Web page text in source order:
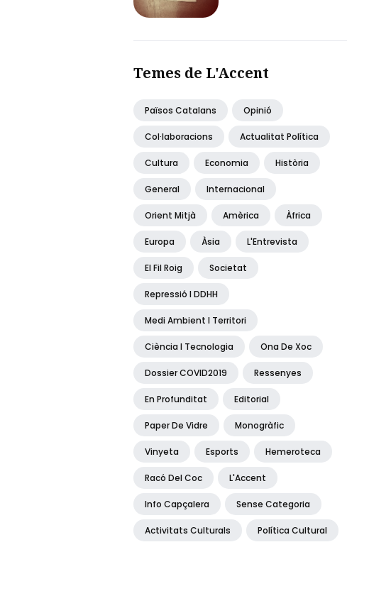
Temes de L'Accent
Països Catalans Opinió
Col·laboracions Actualitat Política
Cultura Economia Història
General Internacional
Orient Mitjà Amèrica Àfrica
Europa Àsia L'Entrevista
El Fil Roig Societat
Repressió I DDHH
Medi Ambient I Territori
Ciència I Tecnologia Ona De Xoc
Dossier COVID2019 Ressenyes
En Profunditat Editorial
Paper De Vidre Monogràfic
Vinyeta Esports Hemeroteca
Racó Del Coc L'Accent
Info Capçalera Sense Categoria
Activitats Culturals Política Cultural